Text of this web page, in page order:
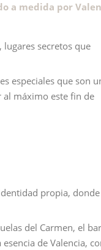
a medida por
lugares secretos que
especiales que son
al máximo este fin de
propia, donde
del Carmen, el
de Valencia,